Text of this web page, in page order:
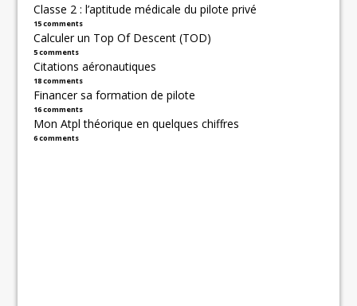
Classe 2 : l’aptitude médicale du pilote privé
15 comments
Calculer un Top Of Descent (TOD)
5 comments
Citations aéronautiques
18 comments
Financer sa formation de pilote
16 comments
Mon Atpl théorique en quelques chiffres
6 comments